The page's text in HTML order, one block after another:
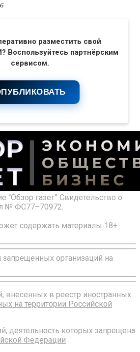
разместить свой
Воспользуйтесь партнёрским
сервисом.
“Обзор газет” Свидетельство о
№ ФС77–70972.
содержать материалы 18+
запрещенных организаций на
внесенных в реестр иностранных
на территории Российской
деятельность которых запрещена
Федерации